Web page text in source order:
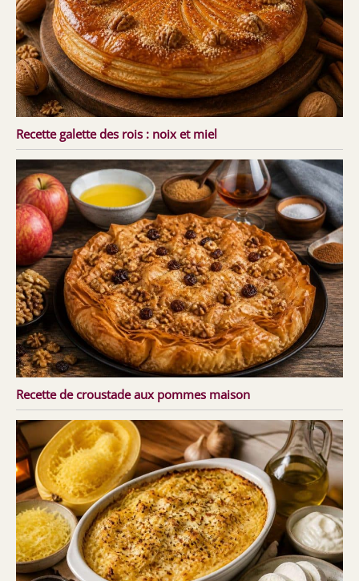
Recette galette des rois : noix et miel
Recette de croustade aux pommes maison